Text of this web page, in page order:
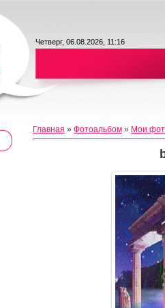
Четверг, 06.08.2026, 11:16
Главная » Фотоальбом » Мои